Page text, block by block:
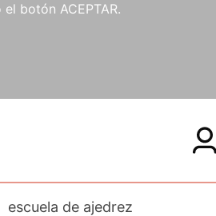
botón ACEPTAR.
escuela de ajedrez